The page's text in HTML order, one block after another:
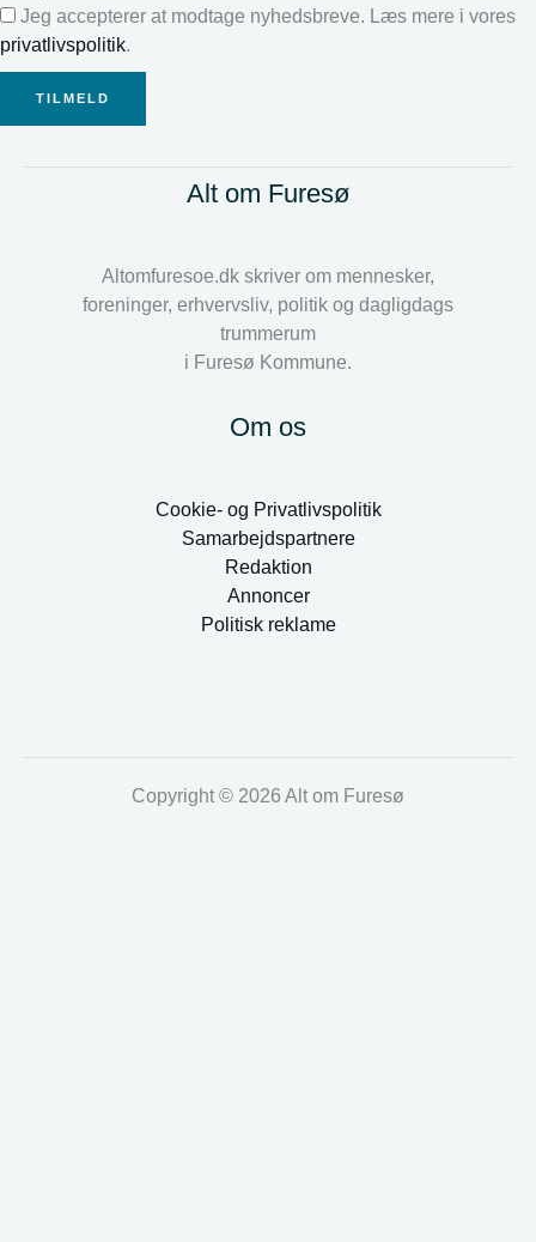
Jeg accepterer at modtage nyhedsbreve. Læs mere i vores
privatlivspolitik.
TILMELD
Alt om Furesø
Altomfuresoe.dk skriver om mennesker,
foreninger, erhvervsliv, politik og dagligdags
trummerum
i Furesø Kommune.
Om os
Cookie- og Privatlivspolitik
Samarbejdspartnere
Redaktion
Annoncer
Politisk reklame
Copyright © 2026 Alt om Furesø